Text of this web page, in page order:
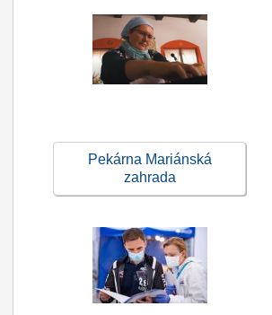
Pekárna Mariánská
zahrada